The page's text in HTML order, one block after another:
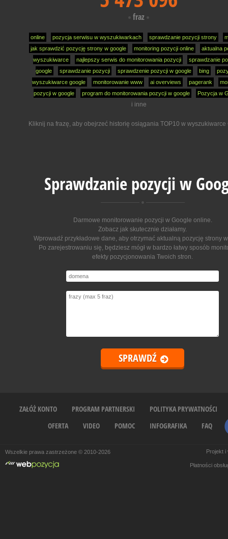
fraz
online pozycja serwisu w wyszukiwarkach sprawdzanie pozycji strony
jak sprawdzić pozycję strony w google
monitoring pozycji online
aktualna
wyszukiwarce
najlepszy serwis do monitorowania pozycji
sprawdzanie
google
sprawdzanie pozycji sprawdzenie pozycji w google bing
wyszukiwarce google
monitorowanie www ai overviews pagerank
pozycji w google
program do monitorowania pozycji w google Pozycja w
i inne
Kliknij na frazę, aby obejrzeć historię osiągania TOP10 w wyszukiwarce
Sprawdzanie pozycji w
Darmowe monitorowanie pozycji w Google online.
Zobacz jak skutecznie działamy.
Wprowadź przykładowe dane, aby otrzymać aktualną pozycję strony
Po zarejestrowaniu się, będziesz mógł w bardzo łatwy sposób
efekty pozycjonowania Twoich stron.
ZAŁÓŻ KONTO PROGRAM PARTNERSKI
POLITYKA PRYWATNOŚCI
OFERTA
VIDEO POMOC INFOGRAFIKA FAQ
Wszelkie prawa zastrzeżone © 2010-2026 Projekt
Płatności